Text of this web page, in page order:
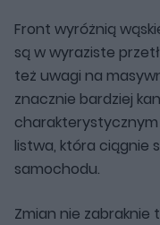
Front wyróżnią
są w wyraziste
też uwagi na
znacznie bardziej
listwa, która ciągnie
samochodu.
Zmian nie zabraknie